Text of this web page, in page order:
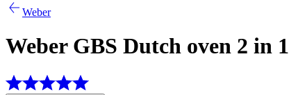
Weber
Weber GBS Dutch oven 2 in 1